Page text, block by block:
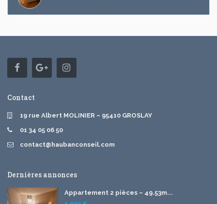
Contact
19 rue Albert MOLINIER – 95410 GROSLAY
01 34 05 06 50
contact@haubanconseil.com
Dernières annonces
Appartement 2 pièces – 49.53m...